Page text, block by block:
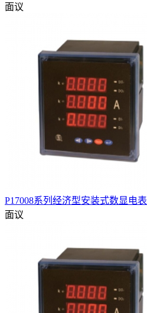
面议
P17008系列经济型安装式数显电表
面议